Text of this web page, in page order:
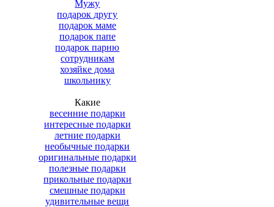
Мужу
подарок другу
подарок маме
подарок папе
подарок парню
сотрудникам
хозяйке дома
школьнику
Какие
весенние подарки
интересные подарки
летние подарки
необычные подарки
оригинальные подарки
полезные подарки
прикольные подарки
смешные подарки
удивительные вещи